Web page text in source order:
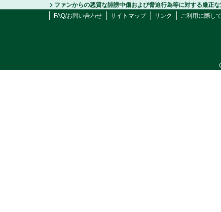
ファンからの悪質な誹謗中傷および脅迫行為等に対する厳正
FAQ/お問い合わせ
サイトマップ リンク ご利用に際し